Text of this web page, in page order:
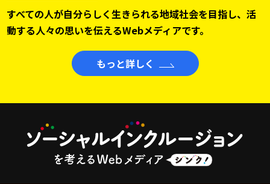
すべての人が自分らしく生きられる地域社会を目指し、活
動する人々の思いを伝えるWebメディアです。
もっと詳しく